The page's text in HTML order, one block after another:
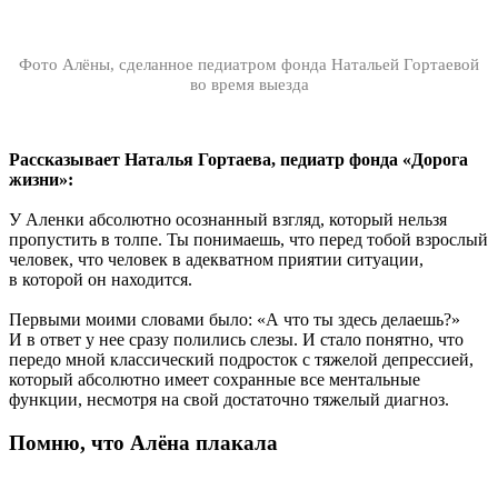
Фото Алёны, сделанное педиатром фонда Натальей Гортаевой
во время выезда
Рассказывает Наталья Гортаева, педиатр фонда «Дорога
жизни»:
У Аленки абсолютно осознанный взгляд, который нельзя
пропустить в толпе. Ты понимаешь, что перед тобой взрослый
человек, что человек в адекватном приятии ситуации,
в которой он находится.
Первыми моими словами было: «А что ты здесь делаешь?»
И в ответ у нее сразу полились слезы. И стало понятно, что
передо мной классический подросток с тяжелой депрессией,
который абсолютно имеет сохранные все ментальные
функции, несмотря на свой достаточно тяжелый диагноз.
Помню, что Алёна плакала